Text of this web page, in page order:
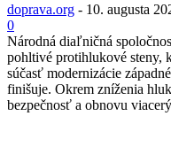
doprava.org - 10. augusta
0
Národná diaľničná
pohltivé protihlukové steny,
súčasť modernizácie
finišuje. Okrem zníženia
bezpečnosť a obnovu